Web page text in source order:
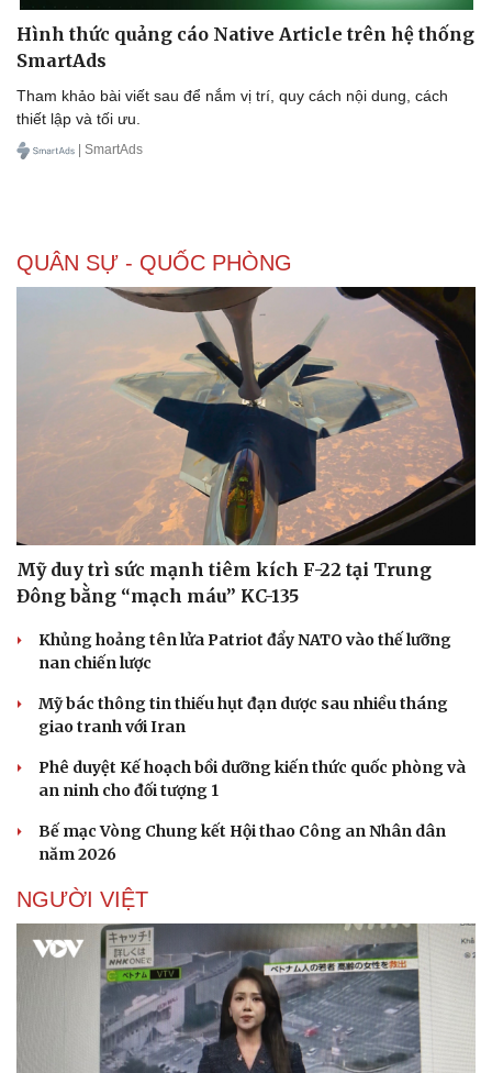
Doanh nghiệp
Thông tin doanh nghiệp
Doanh nghiệp 24h
Công nghệ
Hình thức quảng cáo Native Article trên hệ thống
SmartAds
Tham khảo bài viết sau để nắm vị trí, quy cách nội dung, cách
thiết lập và tối ưu.
| SmartAds
QUÂN SỰ - QUỐC PHÒNG
Mỹ duy trì sức mạnh tiêm kích F-22 tại Trung
Đông bằng “mạch máu” KC-135
Khủng hoảng tên lửa Patriot đẩy NATO vào thế lưỡng
nan chiến lược
Mỹ bác thông tin thiếu hụt đạn dược sau nhiều tháng
giao tranh với Iran
Phê duyệt Kế hoạch bồi dưỡng kiến thức quốc phòng và
an ninh cho đối tượng 1
Bế mạc Vòng Chung kết Hội thao Công an Nhân dân
năm 2026
NGƯỜI VIỆT